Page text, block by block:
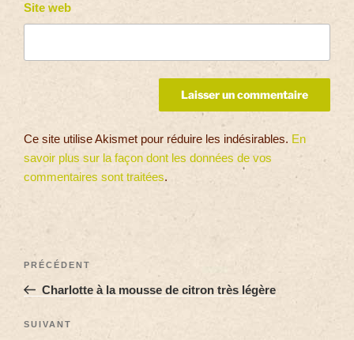
Site web
Ce site utilise Akismet pour réduire les indésirables. En
savoir plus sur la façon dont les données de vos
commentaires sont traitées.
PRÉCÉDENT
Charlotte à la mousse de citron très légère
SUIVANT